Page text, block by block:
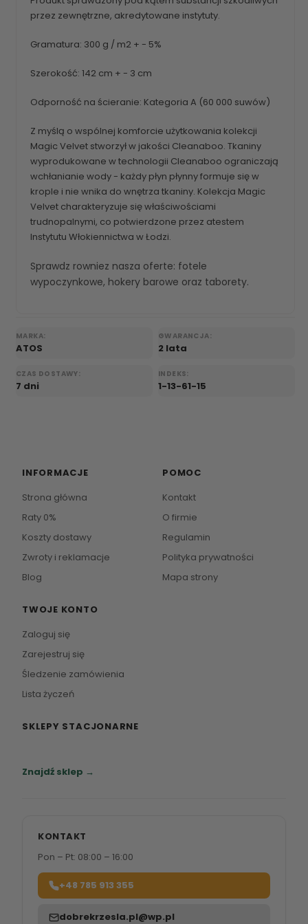
przez zewnętrzne, akredytowane instytuty.
Gramatura: 300 g / m2 + - 5%
Szerokość: 142 cm + - 3 cm
Odporność na ścieranie: Kategoria A (60 000 suwów)
Z myślą o wspólnej komforcie użytkowania kolekcji
Magic Velvet stworzył w jakości Cleanaboo. Tkaniny
wyprodukowane w technologii Cleanaboo ograniczają
wchłanianie wody - każdy płyn płynny formuje się w
krople i nie wnika do wnętrza tkaniny. Kolekcja Magic
Velvet charakteryzuje się właściwościami
trudnopalnymi, co potwierdzone przez atestem
Instytutu Włokiennictwa w Łodzi.
Sprawdz rowniez nasza oferte: fotele
wypoczynkowe, hokery barowe oraz taborety.
MARKA:
ATOS
GWARANCJA:
2 lata
CZAS DOSTAWY:
7 dni
INDEKS:
1-13-61-15
INFORMACJE
Strona główna
Raty 0%
Koszty dostawy
Zwroty i reklamacje
Blog
POMOC
Kontakt
O firmie
Regulamin
Polityka prywatności
Mapa strony
TWOJE KONTO
Zaloguj się
Zarejestruj się
Śledzenie zamówienia
Lista życzeń
SKLEPY STACJONARNE
Znajdź sklep →
KONTAKT
Pon – Pt: 08:00 – 16:00
+48 785 913 355
dobrekrzesla.pl@wp.pl